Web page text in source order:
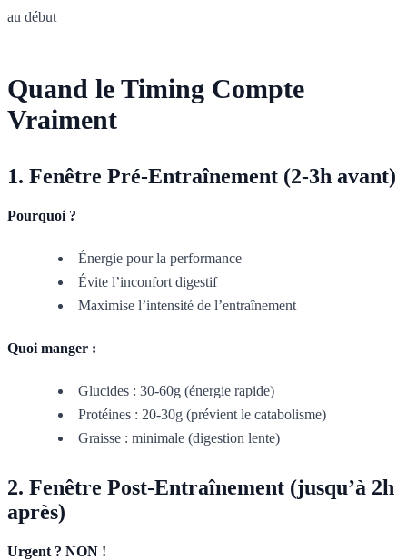
au début
Quand le Timing Compte
Vraiment
1. Fenêtre Pré-Entraînement (2-3h avant)
Pourquoi ?
Énergie pour la performance
Évite l’inconfort digestif
Maximise l’intensité de l’entraînement
Quoi manger :
Glucides : 30-60g (énergie rapide)
Protéines : 20-30g (prévient le catabolisme)
Graisse : minimale (digestion lente)
2. Fenêtre Post-Entraînement (jusqu’à 2h
après)
Urgent ? NON !